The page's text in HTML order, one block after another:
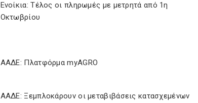
Ενοίκια: Τέλος οι πληρωμές με μετρητά από 1η
Οκτωβρίου
ΑΑΔΕ: Πλατφόρμα myAGRO
ΑΑΔΕ: Ξεμπλοκάρουν οι μεταβιβάσεις κατασχεμένων